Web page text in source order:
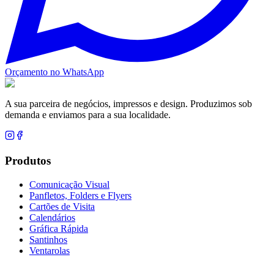
Orçamento no WhatsApp
A sua parceira de negócios, impressos e design. Produzimos sob
demanda e enviamos para a sua localidade.
Produtos
Comunicação Visual
Panfletos, Folders e Flyers
Cartões de Visita
Calendários
Gráfica Rápida
Santinhos
Ventarolas